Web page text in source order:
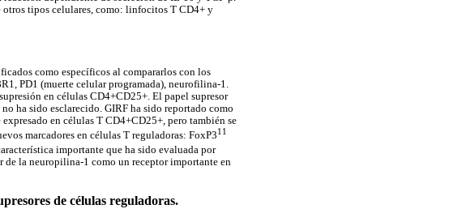
tipos celulares, como: linfocitos T CD4+ y
como específicos al compararlos con los
PD1 (muerte celular programada), neurofilina-1.
en células CD4+CD25+. El papel supresor
ha sido esclarecido. GIRF ha sido reportado como
en células T CD4+CD25+, pero también se
marcadores en células T reguladoras: FoxP311
importante que ha sido evaluada por
de la neuropilina-1 como un receptor importante en
de células reguladoras.